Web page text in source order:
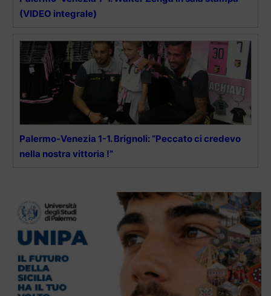
(VIDEO integrale)
Palermo-Venezia 1-1. Brignoli: “Peccato ci credevo
nella nostra vittoria !”